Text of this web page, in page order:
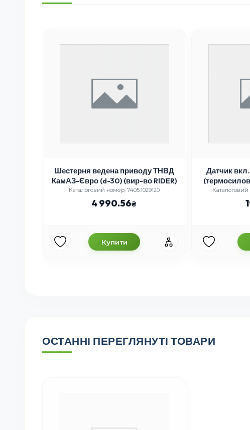
Шестерня ведена приводу ТНВД
КамАЗ-Євро (d-30) (вир-во RIDER)
Каталоговий номер: 7405.1029120
4 990.56
Купити
Датчик
Каталоговий
ОСТАННІ ПЕРЕГЛЯНУТІ ТОВАРИ